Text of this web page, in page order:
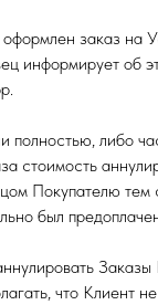
заказ на
информирует об
полностью, либо
стоимость
Покупателю тем
был
Заказы
что Клиент